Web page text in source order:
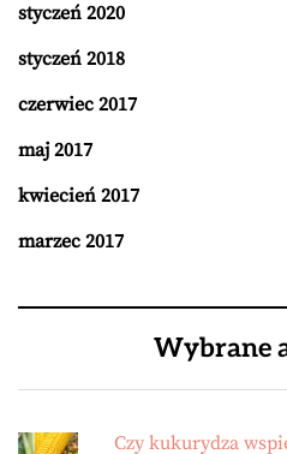
styczeń 2020
styczeń 2018
czerwiec 2017
maj 2017
kwiecień 2017
marzec 2017
Wybrane
Czy kukurydza